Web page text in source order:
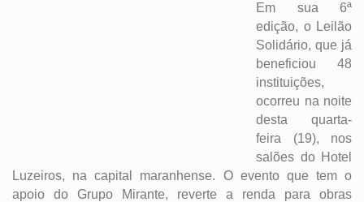
Em sua 6ª
edição, o Leilão
Solidário, que já
beneficiou 48
instituições,
ocorreu na noite
desta quarta-
feira (19), nos
salões do Hotel
Luzeiros, na capital maranhense. O evento que tem o
apoio do Grupo Mirante, reverte a renda para obras